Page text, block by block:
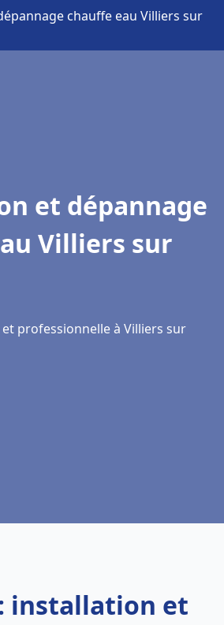
chauffe eau Villiers sur
et dépannage
Villiers sur
professionnelle à Villiers sur
installation et